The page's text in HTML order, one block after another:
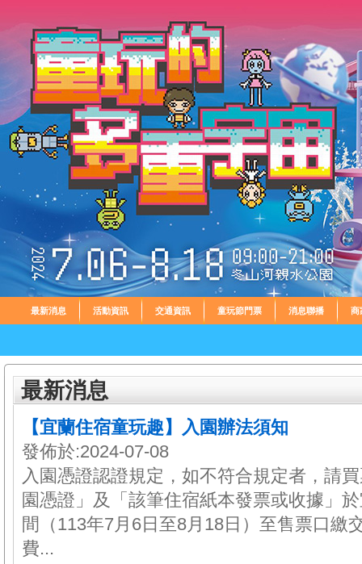
最新消息 活動資訊 交通資訊 童玩節門票 消息聯播 商
最新消息
【宜蘭住宿童玩趣】入園辦法須知
發佈於:2024-07-08
入園憑證認證規定，如不符合規定者，請
園憑證」及「該筆住宿紙本發票或收據」
間（113年7月6日至8月18日）至售票口繳
費...